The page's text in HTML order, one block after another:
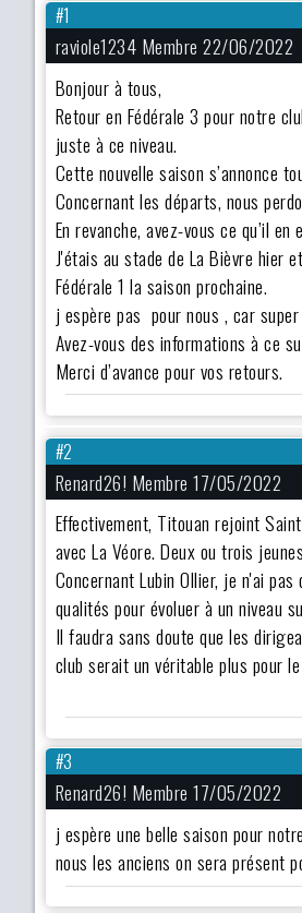
#1
raviole1234 Membre 22/06/2022
Bonjour à tous,
Retour en Fédérale 3 pour notre
juste à ce niveau.
Cette nouvelle saison s’annonce
Concernant les départs, nous
En revanche, avez-vous ce qu’il
J'étais au stade de La Bièvre hier
Fédérale 1 la saison prochaine.
j espère pas pour nous , car
Avez-vous des informations à ce
Merci d’avance pour vos retours.
#2
Renard26! Membre 17/05/2022
Effectivement, Titouan rejoint
avec La Véore. Deux ou trois
Concernant Lubin Ollier, je n'ai
qualités pour évoluer à un niveau
Il faudra sans doute que les
club serait un véritable plus pour
#3
Renard26! Membre 17/05/2022
j espère une belle saison pour
nous les anciens on sera présent